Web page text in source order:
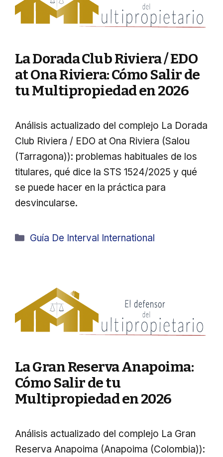
La Dorada Club Riviera / EDO
at Ona Riviera: Cómo Salir de
tu Multipropiedad en 2026
Análisis actualizado del complejo La Dorada
Club Riviera / EDO at Ona Riviera (Salou
(Tarragona)): problemas habituales de los
titulares, qué dice la STS 1524/2025 y qué
se puede hacer en la práctica para
desvincularse.
Categorías
Guía De Interval International
La Gran Reserva Anapoima:
Cómo Salir de tu
Multipropiedad en 2026
Análisis actualizado del complejo La Gran
Reserva Anapoima (Anapoima (Colombia)):